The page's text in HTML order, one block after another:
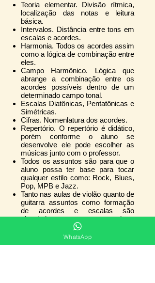
Teoria elementar. Divisão rítmica,
localização das notas e leitura
básica.
Intervalos. Distância entre tons em
escalas e acordes.
Harmonia. Todos os acordes assim
como a lógica de combinação entre
eles.
Campo Harmônico. Lógica que
abrange a combinação entre os
acordes possíveis dentro de um
determinado campo tonal.
Escalas Diatônicas, Pentatônicas e
Simétricas.
Cifras. Nomenlatura dos acordes.
Repertório. O repertório é didático,
porém conforme o aluno se
desenvolve ele pode escolher as
músicas junto com o professor.
Todos os assuntos são para que o
aluno possa ter base para tocar
qualquer estilo como: Rock, Blues,
Pop, MPB e Jazz.
Tanto nas aulas de violão quanto de
guitarra assuntos como formação
de acordes e escalas são
abordados para o bom
desenvolviento musical.
São feitas gravações do aluno
tocando para que ele possa se
WhatsApp